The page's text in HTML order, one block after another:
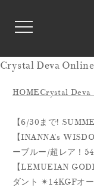
Crystal Deva
HOMECrystal Deva
【6/30まで!
【INANNA’s
ーブルー/超レア！
【LEMUEIAN
ダント ✴︎14KGFオ